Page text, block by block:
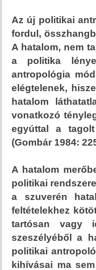
Az új politikai
fordul,
A hatalom, nem
a politika
antropológia
elégtelenek,
hatalom
vonatkozó
egyúttal a
(Gombár 1984:
A hatalom
politikai
a szuverén
feltételekhez
tartósan vagy
szeszélyéből a
politikai
kihívásai ma